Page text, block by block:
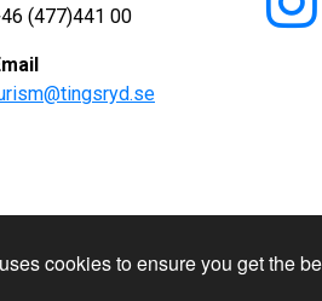
cookies to ensure you get the
(477)441 00